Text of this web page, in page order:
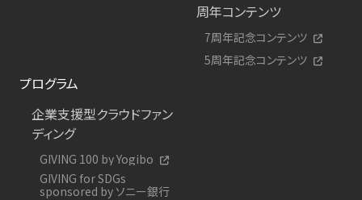
周年コンテンツ
7周年記念コンテンツ
5周年記念コンテンツ
プログラム
企業支援型クラウドファン
ディング
GIVING 100 by Yogibo
GIVING for SDGs
sponsored by ソニー銀行